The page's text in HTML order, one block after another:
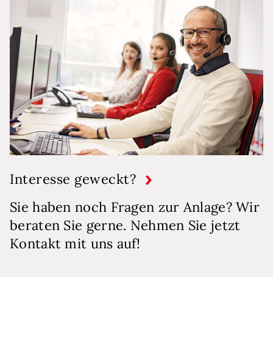
Interesse geweckt?
Sie haben noch Fragen zur Anlage? Wir
beraten Sie gerne. Nehmen Sie jetzt
Kontakt mit uns auf!